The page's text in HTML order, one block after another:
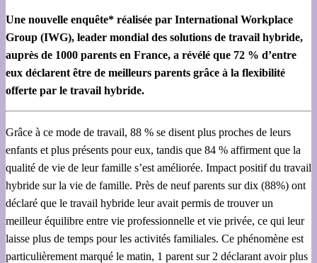
Une nouvelle enquête* réalisée par International Workplace
Group (IWG), leader mondial des solutions de travail hybride,
auprès de 1000 parents en France, a révélé que 72 % d’entre
eux déclarent être de meilleurs parents grâce à la flexibilité
offerte par le travail hybride.
Grâce à ce mode de travail, 88 % se disent plus proches de leurs
enfants et plus présents pour eux, tandis que 84 % affirment que la
qualité de vie de leur famille s’est améliorée. Impact positif du travail
hybride sur la vie de famille. Près de neuf parents sur dix (88%) ont
déclaré que le travail hybride leur avait permis de trouver un
meilleur équilibre entre vie professionnelle et vie privée, ce qui leur
laisse plus de temps pour les activités familiales. Ce phénomène est
particulièrement marqué le matin, 1 parent sur 2 déclarant avoir plus